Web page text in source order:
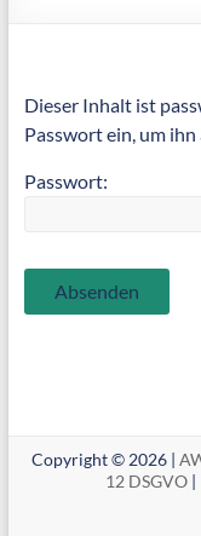
Dieser Inhalt ist
Passwort ein, um
Passwort:
Copyright © 2026 |
12 DSGVO|